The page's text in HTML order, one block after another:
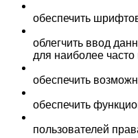
обеспечить
облегчить ввод
для наиболее
обеспечить
обеспечить
пользователей